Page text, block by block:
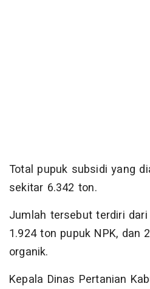
Total pupuk subsidi yang
sekitar 6.342 ton.
Jumlah tersebut terdiri
1.924 ton pupuk NPK, dan
organik.
Kepala Dinas Pertanian